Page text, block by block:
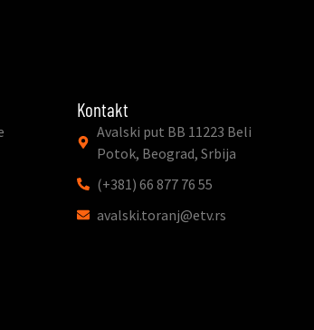
Kontakt
Avalski put BB 11223 Beli
Potok, Beograd, Srbija
(+381) 66 877 76 55
avalski.toranj@etv.rs